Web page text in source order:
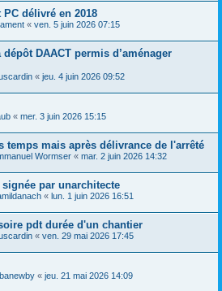
délivré en 2018
« ven. 5 juin 2026 07:15
DAACT permis d’aménager
« jeu. 4 juin 2026 09:52
« mer. 3 juin 2026 15:15
temps mais après délivrance de l'arrêté
Wormser « mar. 2 juin 2026 14:32
signée par unarchitecte
« lun. 1 juin 2026 16:51
pdt durée d'un chantier
« ven. 29 mai 2026 17:45
« jeu. 21 mai 2026 14:09